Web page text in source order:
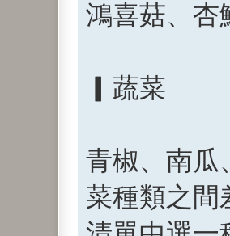
鴻喜菇、杏
▎蔬菜
青椒、南瓜
菜種類之間